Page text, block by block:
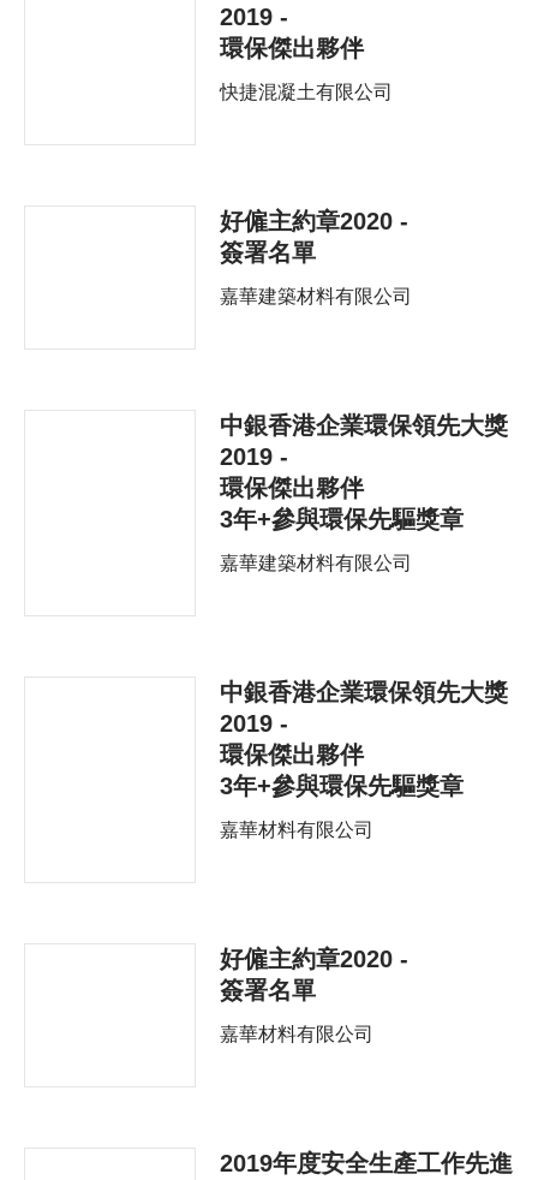
2019 -
環保傑出夥伴
快捷混凝土有限公司
好僱主約章2020 -
簽署名單
嘉華建築材料有限公司
中銀香港企業環保領先大獎
2019 -
環保傑出夥伴
3年+參與環保先驅獎章
嘉華建築材料有限公司
中銀香港企業環保領先大獎
2019 -
環保傑出夥伴
3年+參與環保先驅獎章
嘉華材料有限公司
好僱主約章2020 -
簽署名單
嘉華材料有限公司
2019年度安全生產工作先進